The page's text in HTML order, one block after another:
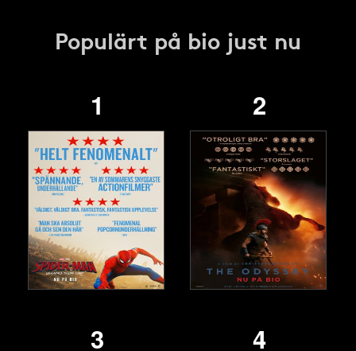
Populärt på bio just nu
1 2
3 4